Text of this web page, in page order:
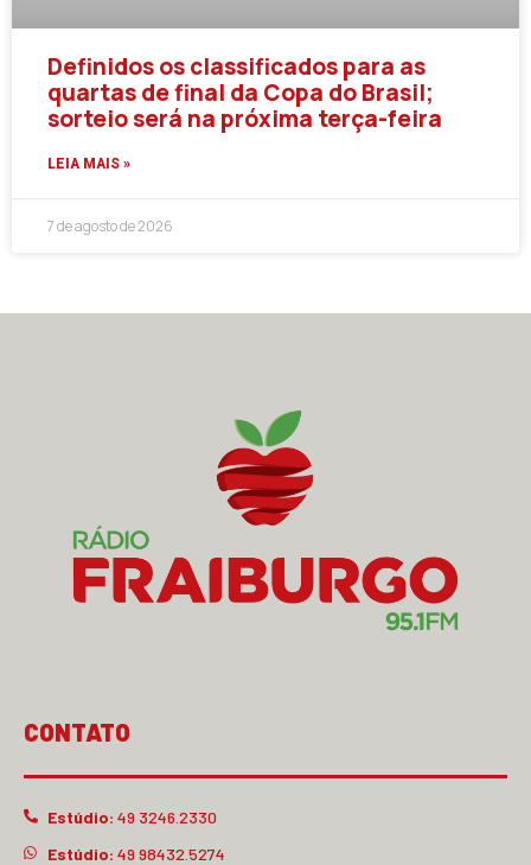
Definidos os classificados para as
quartas de final da Copa do Brasil;
sorteio será na próxima terça-feira
LEIA MAIS »
7 de agosto de 2026
CONTATO
Estúdio: 49 3246.2330
Estúdio: 49 98432.5274